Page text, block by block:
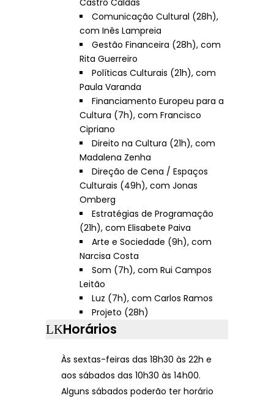
Castro Caldas
Comunicação Cultural (28h),
com Inês Lampreia
Gestão Financeira (28h), com
Rita Guerreiro
Políticas Culturais (21h), com
Paula Varanda
Financiamento Europeu para a
Cultura (7h), com Francisco
Cipriano
Direito na Cultura (21h), com
Madalena Zenha
Direção de Cena / Espaços
Culturais (49h), com Jonas
Omberg
Estratégias de Programação
(21h), com Elisabete Paiva
Arte e Sociedade (9h), com
Narcisa Costa
Som (7h), com Rui Campos
Leitão
Luz (7h), com Carlos Ramos
Projeto (28h)
Horários
Às sextas-feiras das 18h30 às 22h e
aos sábados das 10h30 às 14h00.
Alguns sábados poderão ter horário